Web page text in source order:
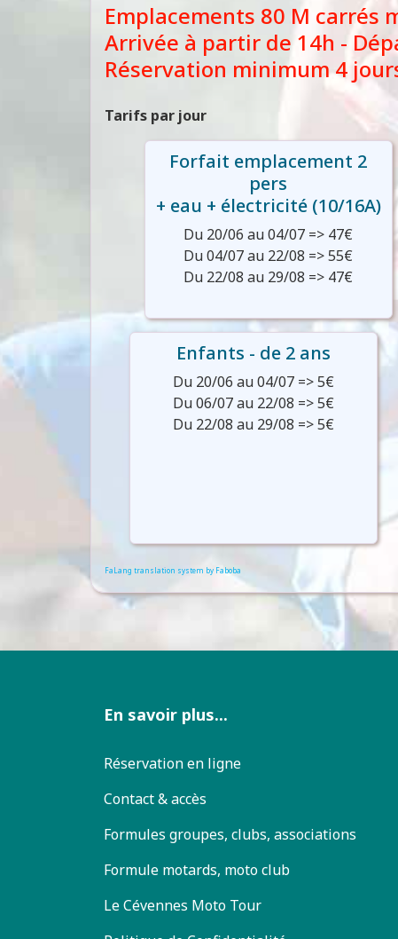
Emplacements 80 M
Arrivée à partir de 14h -
Réservation minimum 4
Tarifs par jour
Forfait emplacement 2
pers
+ eau + électricité (10/16A)
Du 20/06 au 04/07 => 47€
Du 04/07 au 22/08 => 55€
Du 22/08 au 29/08 => 47€
Enfants - de 2 ans
Du 20/06 au 04/07 => 5€
Du 06/07 au 22/08 => 5€
Du 22/08 au 29/08 => 5€
FaLang translation system by Faboba
En savoir plus...
Réservation en ligne
Contact & accès
Formules groupes, clubs, associations
Formule motards, moto club
Le Cévennes Moto Tour